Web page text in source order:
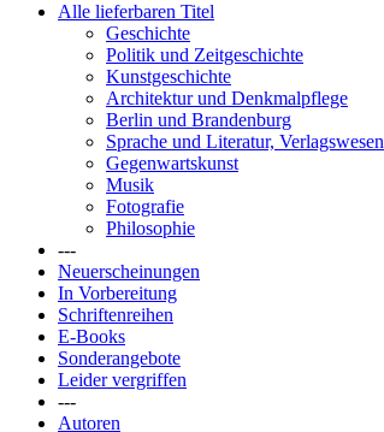
Alle lieferbaren Titel
Geschichte
Politik und Zeitgeschichte
Kunstgeschichte
Architektur und Denkmalpflege
Berlin und Brandenburg
Sprache und Literatur, Verlagswesen
Gegenwartskunst
Musik
Fotografie
Philosophie
---
Neuerscheinungen
In Vorbereitung
Schriftenreihen
E-Books
Sonderangebote
Leider vergriffen
---
Autoren